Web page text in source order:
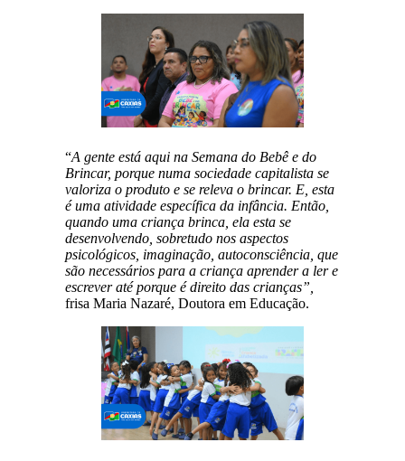
“A gente está aqui na Semana do Bebê e do
Brincar, porque numa sociedade capitalista se
valoriza o produto e se releva o brincar. E, esta
é uma atividade específica da infância. Então,
quando uma criança brinca, ela esta se
desenvolvendo, sobretudo nos aspectos
psicológicos, imaginação, autoconsciência, que
são necessários para a criança aprender a ler e
escrever até porque é direito das crianças”,
frisa Maria Nazaré, Doutora em Educação.